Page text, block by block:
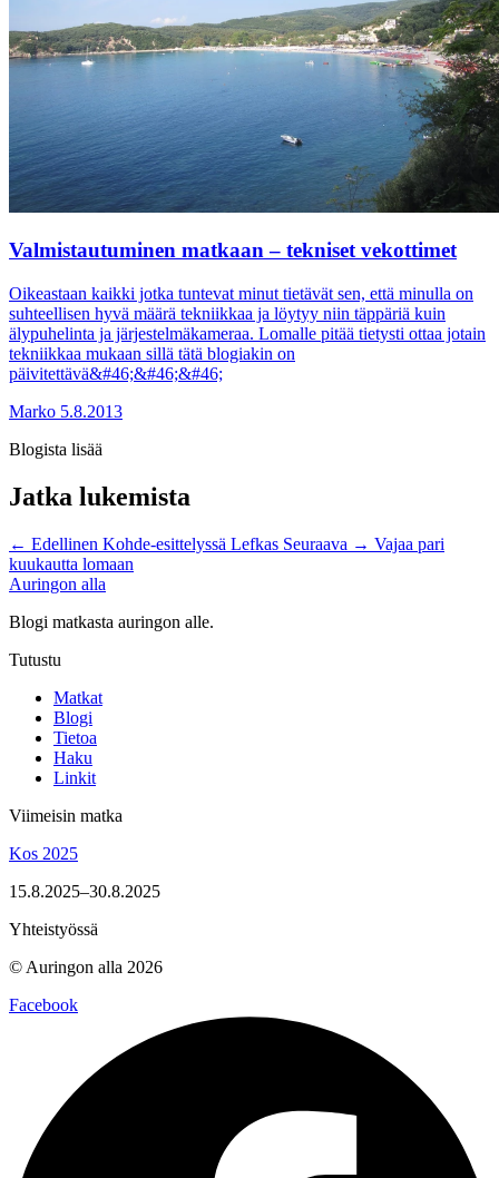
Valmistautuminen matkaan – tekniset vekottimet
Oikeastaan kaikki jotka tuntevat minut tietävät sen, että minulla on
suhteellisen hyvä määrä tekniikkaa ja löytyy niin täppäriä kuin
älypuhelinta ja järjestelmäkameraa. Lomalle pitää tietysti ottaa jotain
tekniikkaa mukaan sillä tätä blogiakin on
päivitettävä&#46;&#46;&#46;
Marko 5.8.2013
Blogista lisää
Jatka lukemista
← Edellinen Kohde-esittelyssä Lefkas Seuraava → Vajaa pari
kuukautta lomaan
Auringon alla
Blogi matkasta auringon alle.
Tutustu
Matkat
Blogi
Tietoa
Haku
Linkit
Viimeisin matka
Kos 2025
15.8.2025–30.8.2025
Yhteistyössä
© Auringon alla 2026
Facebook